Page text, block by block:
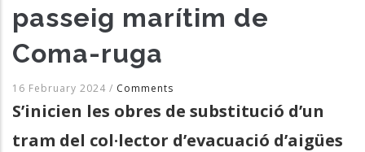
passeig marítim de
Coma-ruga
16 February 2024 / Comments
S’inicien les obres de substitució d’un
tram del col·lector d’evacuació d’aigües